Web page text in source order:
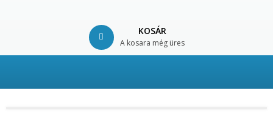
KOSÁR
A kosara még üres